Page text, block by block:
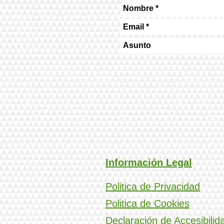
Información Legal
Politica de Privacidad
Politica de Cookies
Declaración de